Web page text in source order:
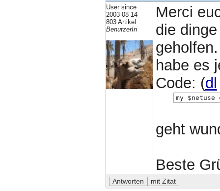
User since
2003-08-14
803 Artikel
BenutzerIn
Merci
die
geholfen.
habe es
Code: (dl
my
geht
Beste